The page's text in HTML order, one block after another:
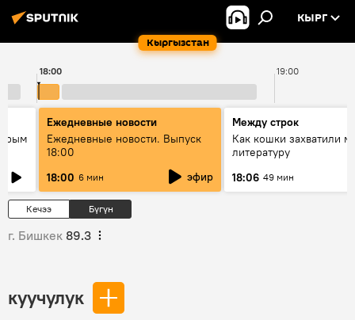
Кыргызстан
КЫРГ
19:00
18:00
Ежедневные новости
Ежедневные новости. Выпуск
18:00
18:00 6 мин эфир
Между строк
Как кошки захватили
литературу
18:06 49 мин
Кечээ Бүгүн
г. Бишкек 89.3
куучулук